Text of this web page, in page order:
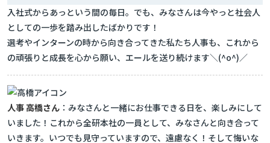
入社式からあっという間の毎日。でも、みなさんは今やっと社会人
としての一歩を踏み出したばかりです！
選考やインターンの時から向き合ってきた私たち人事も、これから
の頑張りと成長を心から願い、エールを送り続けます＼(^o^)／
人事 高橋さん ：みなさんと一緒にお仕事できる日を、楽しみにして
いました！これから全研本社の一員として、みなさんと向き合って
いきます。いつでも見守っていますので、遠慮なく！そして悔いな